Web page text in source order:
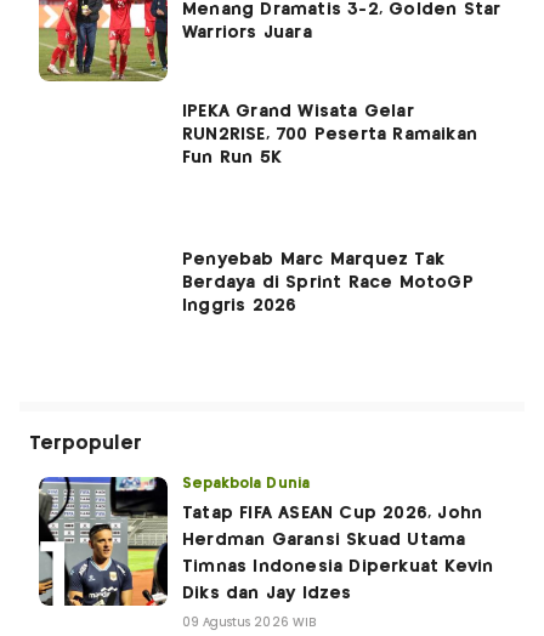
Menang Dramatis 3-2, Golden Star
Warriors Juara
IPEKA Grand Wisata Gelar
RUN2RISE, 700 Peserta Ramaikan
Fun Run 5K
Penyebab Marc Marquez Tak
Berdaya di Sprint Race MotoGP
Inggris 2026
Terpopuler
Sepakbola Dunia
Tatap FIFA ASEAN Cup 2026, John
Herdman Garansi Skuad Utama
Timnas Indonesia Diperkuat Kevin
Diks dan Jay Idzes
09 Agustus 2026 WIB